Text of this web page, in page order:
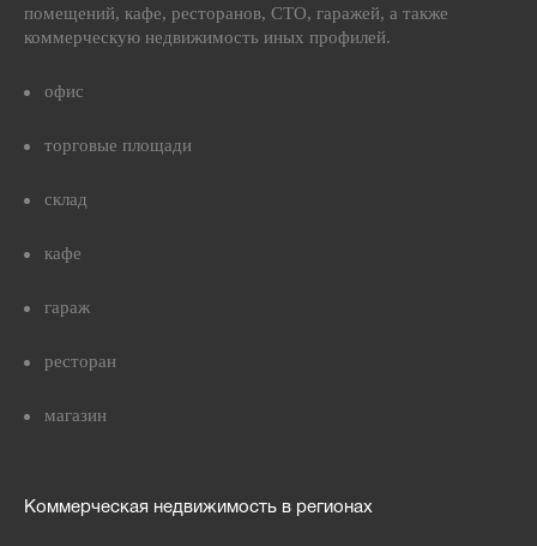
помещений, кафе, ресторанов, СТО, гаражей, а также
коммерческую недвижимость иных профилей.
офис
торговые площади
склад
кафе
гараж
ресторан
магазин
Коммерческая недвижимость в регионах